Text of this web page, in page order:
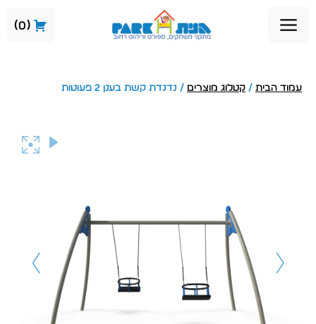
0
עמוד הבית / קטלוג מוצרים / נדנדת קשת בענן 2 פעוטות